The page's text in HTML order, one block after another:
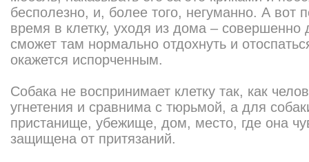
бесполезно, и, более того, негуманно. А вот
время в клетку, уходя из дома – совершенно
сможет там нормально отдохнуть и
окажется испорченным.
Собака не воспринимает клетку так, как
угнетения и сравнима с тюрьмой, а для
пристанище, убежище, дом, место, где она
защищена от притязаний.